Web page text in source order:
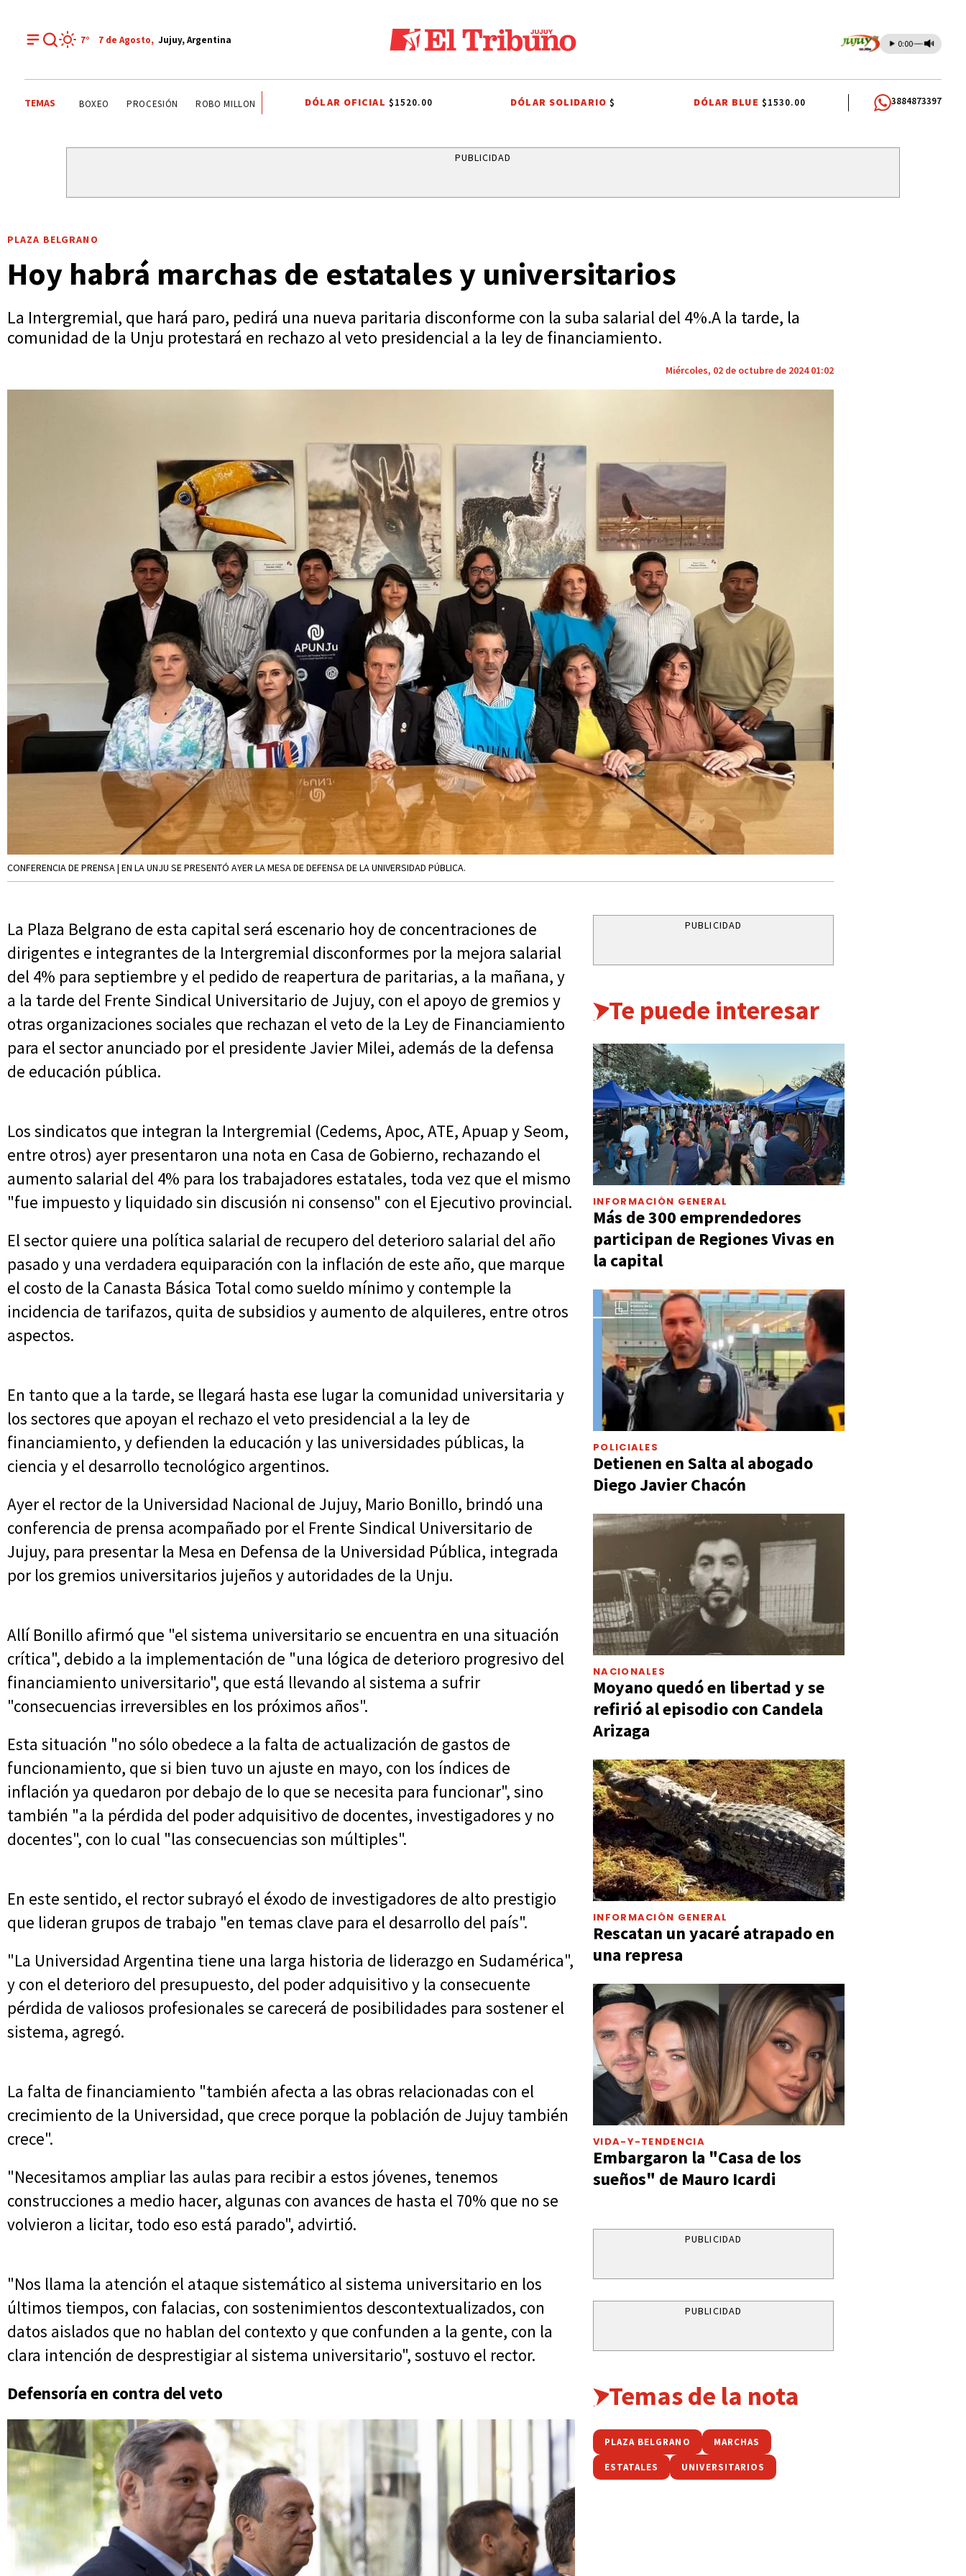
7° 7 de Agosto, Jujuy, Argentina 0:00
TEMAS PALPALÁ EL CARMEN ALTO COMEDERO BOXEO PROCESIÓN ROBO MILLONARIO CRIMEN PRIMERA NACIONAL COMUNIDADES INDÍGENAS AUTOMOVILISMO
DÓLAR OFICIAL $1520.00 DÓLAR SOLIDARIO$ DÓLAR BLUE $1530.00 3884873397
PUBLICIDAD
PLAZA BELGRANO
Hoy habrá marchas de estatales y universitarios
La Intergremial, que hará paro, pedirá una nueva paritaria disconforme con la suba salarial del 4%.A la tarde, la
comunidad de la Unju protestará en rechazo al veto presidencial a la ley de financiamiento.
Miércoles, 02 de octubre de 2024 01:02
CONFERENCIA DE PRENSA | EN LA UNJU SE PRESENTÓ AYER LA MESA DE DEFENSA DE LA UNIVERSIDAD PÚBLICA.
La Plaza Belgrano de esta capital será escenario hoy de concentraciones de
dirigentes e integrantes de la Intergremial disconformes por la mejora salarial
del 4% para septiembre y el pedido de reapertura de paritarias, a la mañana, y
a la tarde del Frente Sindical Universitario de Jujuy, con el apoyo de gremios y
otras organizaciones sociales que rechazan el veto de la Ley de Financiamiento
para el sector anunciado por el presidente Javier Milei, además de la defensa
de educación pública.
Los sindicatos que integran la Intergremial (Cedems, Apoc, ATE, Apuap y Seom,
entre otros) ayer presentaron una nota en Casa de Gobierno, rechazando el
aumento salarial del 4% para los trabajadores estatales, toda vez que el mismo
"fue impuesto y liquidado sin discusión ni consenso" con el Ejecutivo provincial.
El sector quiere una política salarial de recupero del deterioro salarial del año
pasado y una verdadera equiparación con la inflación de este año, que marque
el costo de la Canasta Básica Total como sueldo mínimo y contemple la
incidencia de tarifazos, quita de subsidios y aumento de alquileres, entre otros
aspectos.
En tanto que a la tarde, se llegará hasta ese lugar la comunidad universitaria y
los sectores que apoyan el rechazo el veto presidencial a la ley de
financiamiento, y defienden la educación y las universidades públicas, la
ciencia y el desarrollo tecnológico argentinos.
Ayer el rector de la Universidad Nacional de Jujuy, Mario Bonillo, brindó una
conferencia de prensa acompañado por el Frente Sindical Universitario de
Jujuy, para presentar la Mesa en Defensa de la Universidad Pública, integrada
por los gremios universitarios jujeños y autoridades de la Unju.
Allí Bonillo afirmó que "el sistema universitario se encuentra en una situación
crítica", debido a la implementación de "una lógica de deterioro progresivo del
financiamiento universitario", que está llevando al sistema a sufrir
"consecuencias irreversibles en los próximos años".
Esta situación "no sólo obedece a la falta de actualización de gastos de
funcionamiento, que si bien tuvo un ajuste en mayo, con los índices de
inflación ya quedaron por debajo de lo que se necesita para funcionar", sino
también "a la pérdida del poder adquisitivo de docentes, investigadores y no
docentes", con lo cual "las consecuencias son múltiples".
En este sentido, el rector subrayó el éxodo de investigadores de alto prestigio
que lideran grupos de trabajo "en temas clave para el desarrollo del país".
"La Universidad Argentina tiene una larga historia de liderazgo en Sudamérica",
y con el deterioro del presupuesto, del poder adquisitivo y la consecuente
pérdida de valiosos profesionales se carecerá de posibilidades para sostener el
sistema, agregó.
La falta de financiamiento "también afecta a las obras relacionadas con el
crecimiento de la Universidad, que crece porque la población de Jujuy también
crece".
"Necesitamos ampliar las aulas para recibir a estos jóvenes, tenemos
construcciones a medio hacer, algunas con avances de hasta el 70% que no se
volvieron a licitar, todo eso está parado", advirtió.
"Nos llama la atención el ataque sistemático al sistema universitario en los
últimos tiempos, con falacias, con sostenimientos descontextualizados, con
datos aislados que no hablan del contexto y que confunden a la gente, con la
clara intención de desprestigiar al sistema universitario", sostuvo el rector.
Defensoría en contra del veto
PUBLICIDAD
Te puede interesar
INFORMACIÓN GENERAL
Más de 300 emprendedores
participan de Regiones Vivas en
la capital
POLICIALES
Detienen en Salta al abogado
Diego Javier Chacón
NACIONALES
Moyano quedó en libertad y se
refirió al episodio con Candela
Arizaga
INFORMACIÓN GENERAL
Rescatan un yacaré atrapado en
una represa
VIDA-Y-TENDENCIA
Embargaron la "Casa de los
sueños" de Mauro Icardi
PUBLICIDAD
PUBLICIDAD
Temas de la nota
PLAZA BELGRANO MARCHAS
ESTATALES UNIVERSITARIOS